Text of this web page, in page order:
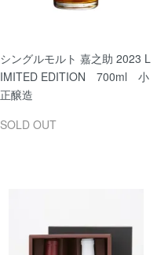
シングルモルト 嘉之助 2023 L
IMITED EDITION 700ml 小
正醸造
SOLD OUT